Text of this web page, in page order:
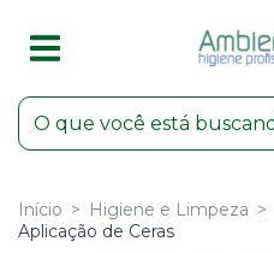
Início > Higiene e Limpeza >
Aplicação de Ceras